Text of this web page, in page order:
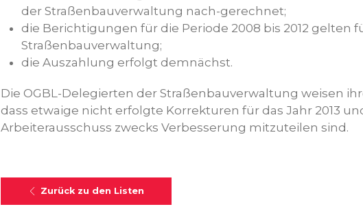
der Straßenbauverwaltung nach-gerechnet;
die Berichtigungen für die Periode 2008 bis 2012 gelten
Straßenbauverwaltung;
die Auszahlung erfolgt demnächst.
Die OGBL-Delegierten der Straßenbauverwaltung weisen
dass etwaige nicht erfolgte Korrekturen für das Jahr 2013
Arbeiterausschuss zwecks Verbesserung mitzuteilen sind.
Zurück zu den Listen